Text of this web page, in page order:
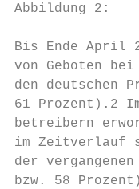
Abbildung 2:
Bis Ende April
von Geboten
den deutschen
61 Prozent).2
betreibern
im Zeitverlauf
der
bzw. 58